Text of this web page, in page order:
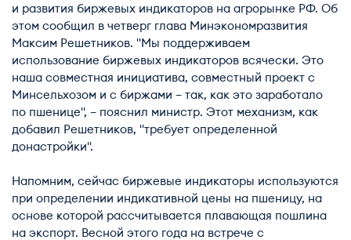
и развития биржевых индикаторов на агрорынке РФ. Об
этом сообщил в четверг глава Минэкономразвития
Максим Решетников. "Мы поддерживаем
использование биржевых индикаторов всячески. Это
наша совместная инициатива, совместный проект с
Минсельхозом и с биржами – так, как это заработало
по пшенице", – пояснил министр. Этот механизм, как
добавил Решетников, "требует определенной
донастройки".
Напомним, сейчас биржевые индикаторы используются
при определении индикативной цены на пшеницу, на
основе которой рассчитывается плавающая пошлина
на экспорт. Весной этого года на встрече с